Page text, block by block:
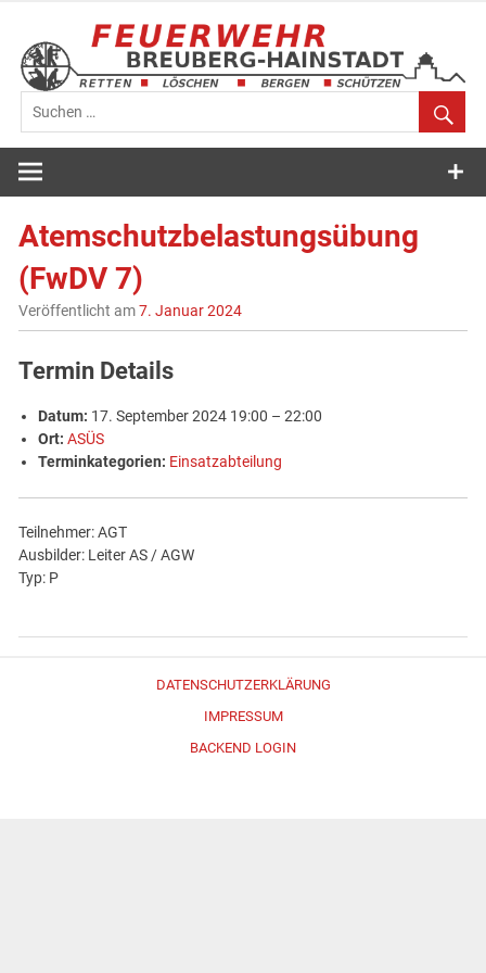
springen
Feuerwehr
Breuberg-
Hainstadt
Atemschutzbelastungsübung
(FwDV 7)
Veröffentlicht am7. Januar 2024
Termin Details
Datum: 17. September 2024 19:00 –22:00
Ort: ASÜS
Terminkategorien: Einsatzabteilung
Teilnehmer: AGT
Ausbilder: Leiter AS / AGW
Typ: P
DATENSCHUTZERKLÄRUNG
IMPRESSUM
BACKEND LOGIN